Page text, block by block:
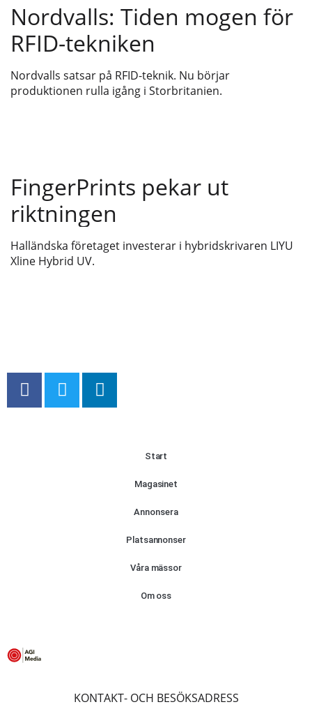
Nordvalls: Tiden mogen för
RFID-tekniken
Nordvalls satsar på RFID-teknik. Nu börjar
produktionen rulla igång i Storbritanien.
FingerPrints pekar ut
riktningen
Halländska företaget investerar i hybridskrivaren LIYU
Xline Hybrid UV.
Start
Magasinet
Annonsera
Platsannonser
Våra mässor
Om oss
KONTAKT- OCH BESÖKSADRESS